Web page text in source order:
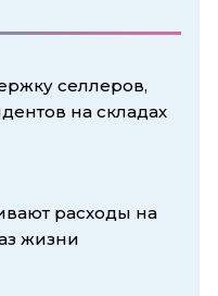
селлеров,
на складах
расходы на
жизни